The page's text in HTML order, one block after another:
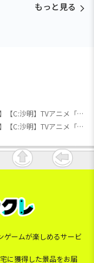
もっと見る
【グノーシア】【C:沙明】TVアニメ「グノーシア」 ぬいぐるみ グノーシアVer.
【グノーシア】【C:沙明】TVアニメ「グノーシア」 ぬいぐるみ グノーシアVer.
ゲームが楽しめるサービ
に獲得した景品をお届